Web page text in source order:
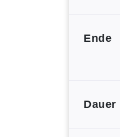
Ende
Dauer